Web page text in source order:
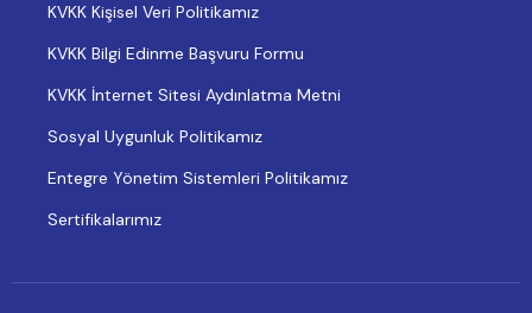
KVKK Kişisel Veri Politikamız
KVKK Bilgi Edinme Başvuru Formu
KVKK İnternet Sitesi Aydınlatma Metni
Sosyal Uygunluk Politikamız
Entegre Yönetim Sistemleri Politikamız
Sertifikalarımız